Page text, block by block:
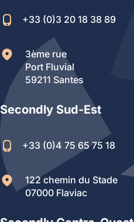
+33 (0)3 20 18 38 89
3ème rue
Port Fluvial
59211 Santes
Secondly Sud-Est
+33 (0)4 75 65 75 18
122 chemin du Stade
07000 Flaviac